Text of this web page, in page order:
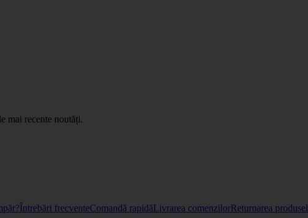
mai recente noutăți.
Întrebări frecventeComandă rapidăLivrarea comenzilorReturnarea